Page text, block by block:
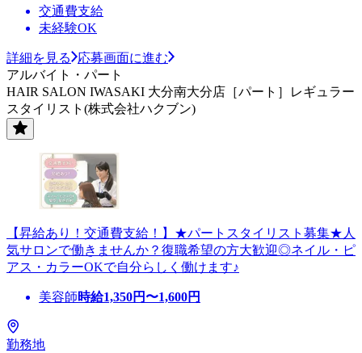
交通費支給
未経験OK
詳細を見る
応募画面に進む
アルバイト・パート
HAIR SALON IWASAKI 大分南大分店［パート］レギュラー
スタイリスト(株式会社ハクブン)
【昇給あり！交通費支給！】★パートスタイリスト募集★人
気サロンで働きませんか？復職希望の方大歓迎◎ネイル・ピ
アス・カラーOKで自分らしく働けます♪
美容師時給1,350円〜1,600円
勤務地